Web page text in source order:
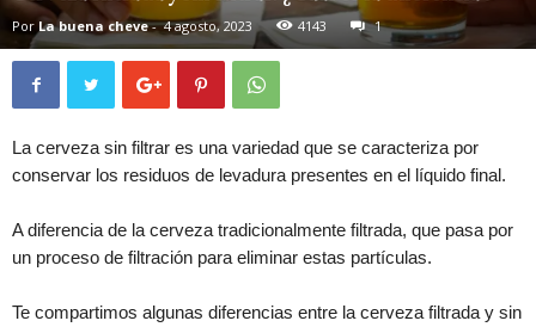
Por La buena cheve- 4 agosto, 2023 4143 1
La cerveza sin filtrar es una variedad que se caracteriza por
conservar los residuos de levadura presentes en el líquido final.
A diferencia de la cerveza tradicionalmente filtrada, que pasa por
un proceso de filtración para eliminar estas partículas.
Te compartimos algunas diferencias entre la cerveza filtrada y sin